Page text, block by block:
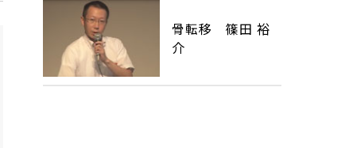
骨転移 篠田 裕
介